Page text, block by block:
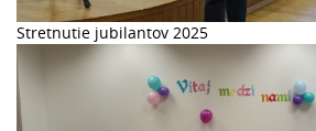
Stretnutie jubilantov 2025